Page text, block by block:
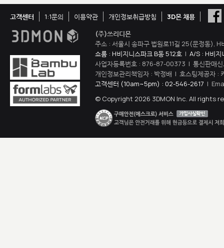
고객센터 1:1문의 이용약관 개인정보취급방침
3D몬 채용
(주)쓰리디몬
주소 : 서울시 송파구 법원로11길 25(문정동),
쇼룸 : H비지니스파크 B동 512호 | A/S : H비지
사업자등록번호 : 876-87-00373 | 통신판매
개인정보관리책임자 : 박정배 | 호스팅제공자 :
고객센터 (10am~5pm) : 02-546-2617 |
© Copyright 2026 3DMON Inc. All rights